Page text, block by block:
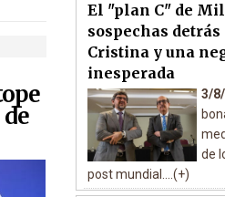
El "plan C" de
sospechas
Cristina y una
inesperada
3/8/
de
post mundial....(+)